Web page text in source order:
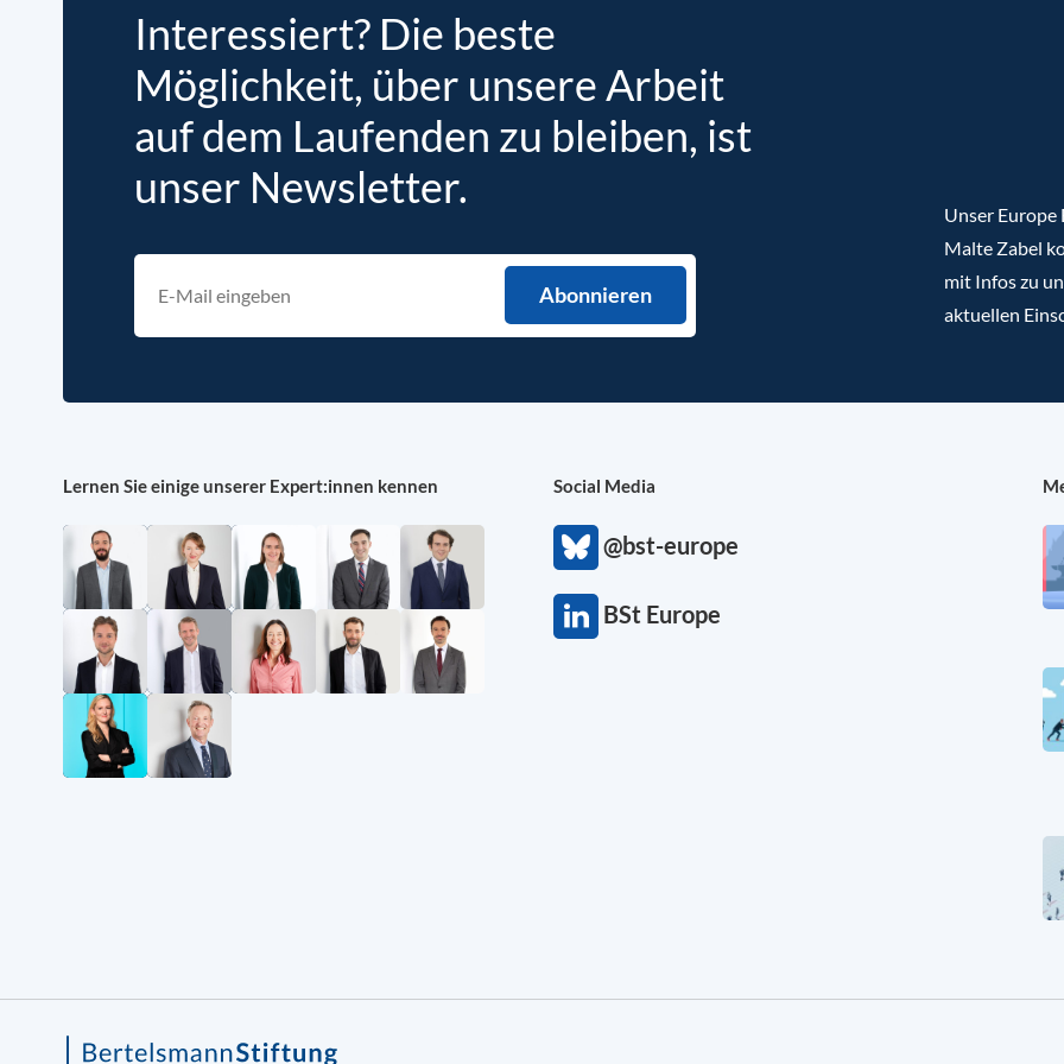
Interessiert? Die beste
Möglichkeit, über unsere Arbeit
auf dem Laufenden zu bleiben, ist
unser Newsletter.
Unser
Malte Zabel
mit Infos zu
aktuellen
Lernen Sie einige unserer Expert:innen kennen Social Media
@bst-europe
BSt Europe